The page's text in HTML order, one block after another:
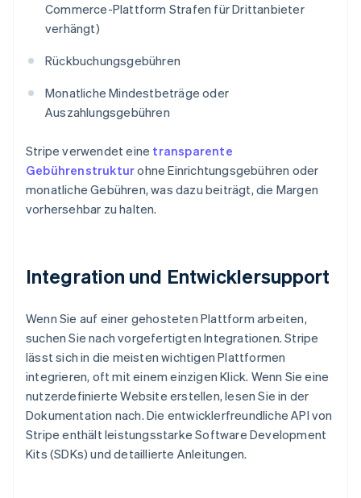
Commerce-Plattform Strafen für Drittanbieter
verhängt)
Rückbuchungsgebühren
Monatliche Mindestbeträge oder
Auszahlungsgebühren
Stripe verwendet eine transparente
Gebührenstrukturohne Einrichtungsgebühren oder
monatliche Gebühren, was dazu beiträgt, die Margen
vorhersehbar zu halten.
Integration und Entwicklersupport
Wenn Sie auf einer gehosteten Plattform arbeiten,
suchen Sie nach vorgefertigten Integrationen. Stripe
lässt sich in die meisten wichtigen Plattformen
integrieren, oft mit einem einzigen Klick. Wenn Sie eine
nutzerdefinierte Website erstellen, lesen Sie in der
Dokumentation nach. Die entwicklerfreundliche API von
Stripe enthält leistungsstarke Software Development
Kits (SDKs) und detaillierte Anleitungen.